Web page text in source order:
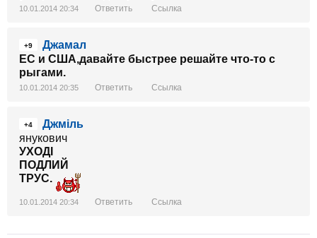
10.01.2014 20:34 Ответить Ссылка
+9
Джамал
ЕС и США,давайте быстрее решайте что-то с
рыгами.
10.01.2014 20:35 Ответить Ссылка
+4
Джміль
янукович
УХОДІ
ПОДЛИЙ
ТРУС.
10.01.2014 20:34 Ответить Ссылка